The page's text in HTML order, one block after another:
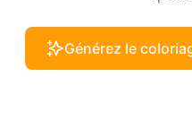
Générez le